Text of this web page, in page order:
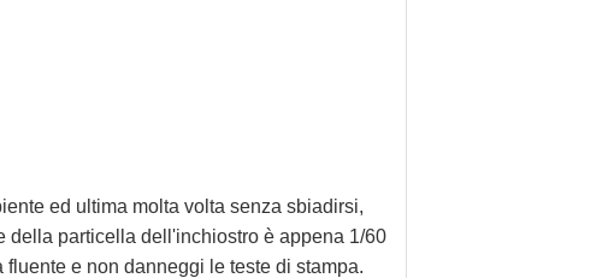
ed ultima molta volta senza sbiadirsi,
della particella dell'inchiostro è appena 1/60
e non danneggi le teste di stampa.